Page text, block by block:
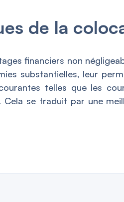
de la
financiers non
substantielles, leur
telles que les
se traduit par une